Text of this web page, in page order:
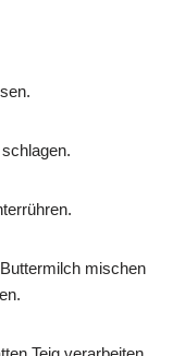
mischen